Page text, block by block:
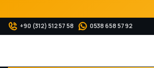
+90 (312) 512 57 58 0538 658 57 92